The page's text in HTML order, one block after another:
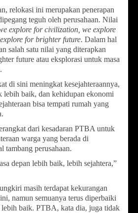
relokasi ini merupakan penerapan
teguh oleh perusahaan. Nilai
explore for civilization, we explore
for brighter future. Dalam hal
salah satu nilai yang diterapkan
future atau eksplorasi untuk masa
di sini meningkat kesejahteraannya,
lebih baik, dan kehidupan ekonomi
bisa tempati rumah yang
dari kesadaran PTBA untuk
warga yang berada di
tambang perusahaan.
depan lebih baik, lebih sejahtera,”
masih terdapat kekurangan
namun semuanya terus diperbaiki
lebih baik. PTBA, kata dia, juga tidak